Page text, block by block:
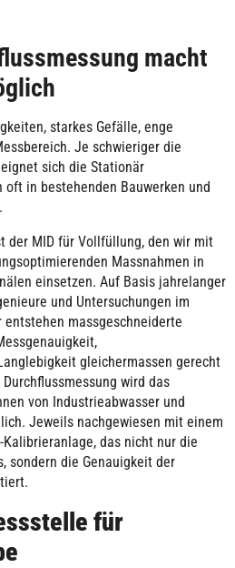
macht
starkes Gefälle, enge
Je schwieriger die
sich die Stationär
oft in bestehenden Bauwerken und
der MID für Vollfüllung, den wir mit
Massnahmen in
einsetzen. Auf Basis jahrelanger
und Untersuchungen im
massgeschneiderte
gleichermassen gerecht
wird das
von Industrieabwasser und
Jeweils nachgewiesen mit einem
Kalibrieranlage, das nicht nur die
sondern die Genauigkeit der
für